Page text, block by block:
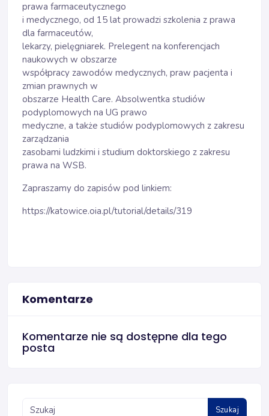
prawa farmaceutycznego
i medycznego, od 15 lat prowadzi szkolenia z prawa
dla farmaceutów,
lekarzy, pielęgniarek. Prelegent na konferencjach
naukowych w obszarze
współpracy zawodów medycznych, praw pacjenta i
zmian prawnych w
obszarze Health Care. Absolwentka studiów
podyplomowych na UG prawo
medyczne, a także studiów podyplomowych z zakresu
zarządzania
zasobami ludzkimi i studium doktorskiego z zakresu
prawa na WSB.
Zapraszamy do zapisów pod linkiem:
https://katowice.oia.pl/tutorial/details/319
Komentarze
Komentarze nie są dostępne dla tego
posta
Szukaj